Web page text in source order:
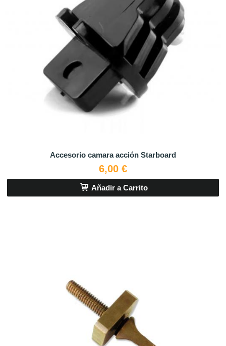
Accesorio camara acción Starboard
6,00 €
Añadir a Carrito